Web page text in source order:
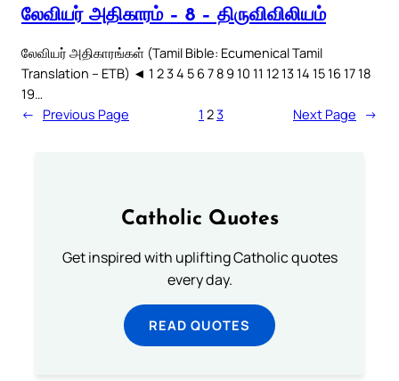
லேவியர் அதிகாரம் – 8 – திருவிவிலியம்
லேவியர் அதிகாரங்கள் (Tamil Bible: Ecumenical Tamil
Translation – ETB) ◄ 1 2 3 4 5 6 7 8 9 10 11 12 13 14 15 16 17 18
19…
← Previous Page 1 23 Next Page →
Catholic Quotes
Get inspired with uplifting Catholic quotes
every day.
READ QUOTES